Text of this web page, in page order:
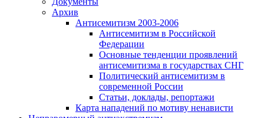
Архив
Антисемитизм 2003-2006
Антисемитизм в Российской
Федерации
Основные тенденции проявлений
антисемитизма в государствах СНГ
Политический антисемитизм в
современной России
Статьи, доклады, репортажи
Карта нападений по мотиву ненависти